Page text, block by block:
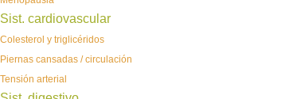
Sist. cardiovascular
Colesterol y triglicéridos
Piernas cansadas / circulación
Tensión arterial